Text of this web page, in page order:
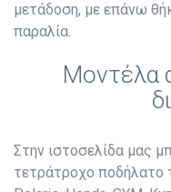
μετάδοση, με επάνω
παραλία.
Μοντέλα
Στην ιστοσελίδα μας
τετράτροχο